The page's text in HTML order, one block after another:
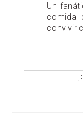
Un
comida
convivir